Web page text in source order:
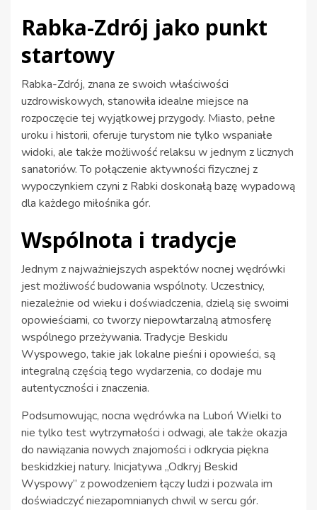
Rabka-Zdrój jako punkt
startowy
Rabka-Zdrój, znana ze swoich właściwości
uzdrowiskowych, stanowiła idealne miejsce na
rozpoczęcie tej wyjątkowej przygody. Miasto, pełne
uroku i historii, oferuje turystom nie tylko wspaniałe
widoki, ale także możliwość relaksu w jednym z licznych
sanatoriów. To połączenie aktywności fizycznej z
wypoczynkiem czyni z Rabki doskonałą bazę wypadową
dla każdego miłośnika gór.
Wspólnota i tradycje
Jednym z najważniejszych aspektów nocnej wędrówki
jest możliwość budowania wspólnoty. Uczestnicy,
niezależnie od wieku i doświadczenia, dzielą się swoimi
opowieściami, co tworzy niepowtarzalną atmosferę
wspólnego przeżywania. Tradycje Beskidu
Wyspowego, takie jak lokalne pieśni i opowieści, są
integralną częścią tego wydarzenia, co dodaje mu
autentyczności i znaczenia.
Podsumowując, nocna wędrówka na Luboń Wielki to
nie tylko test wytrzymałości i odwagi, ale także okazja
do nawiązania nowych znajomości i odkrycia piękna
beskidzkiej natury. Inicjatywa „Odkryj Beskid
Wyspowy” z powodzeniem łączy ludzi i pozwala im
doświadczyć niezapomnianych chwil w sercu gór.